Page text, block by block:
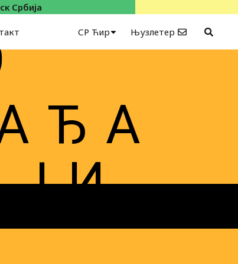
Србија
СР Ћир Њузлетер
Ђ А
Ј И